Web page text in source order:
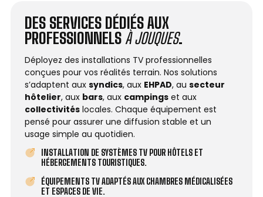
DES SERVICES DÉDIÉS AUX
PROFESSIONNELS À JOUQUES.
Déployez des installations TV professionnelles
conçues pour vos réalités terrain. Nos solutions
s’adaptent aux syndics, aux EHPAD, au secteur
hôtelier, aux bars, aux campings et aux
collectivités locales. Chaque équipement est
pensé pour assurer une diffusion stable et un
usage simple au quotidien.
INSTALLATION DE SYSTÈMES TV POUR HÔTELS ET
HÉBERGEMENTS TOURISTIQUES.
ÉQUIPEMENTS TV ADAPTÉS AUX CHAMBRES MÉDICALISÉES
ET ESPACES DE VIE.